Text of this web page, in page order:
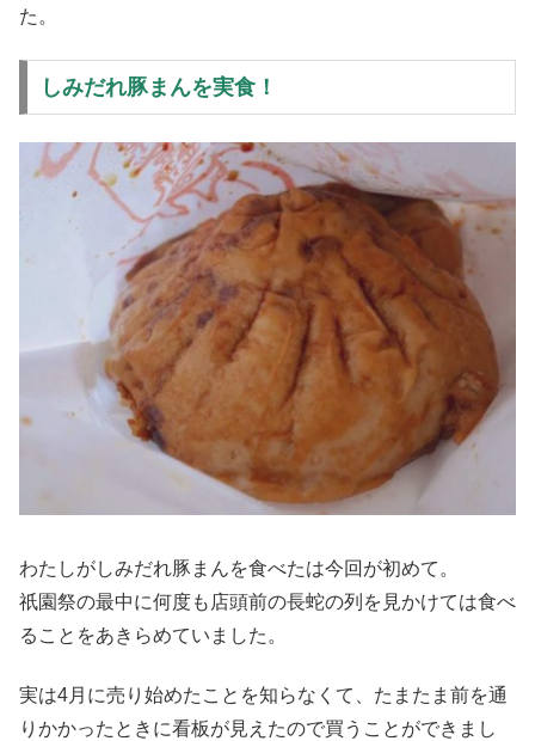
た。
しみだれ豚まんを実食！
わたしがしみだれ豚まんを食べたは今回が初めて。
祇園祭の最中に何度も店頭前の長蛇の列を見かけては食べ
ることをあきらめていました。
実は4月に売り始めたことを知らなくて、たまたま前を通
りかかったときに看板が見えたので買うことができまし